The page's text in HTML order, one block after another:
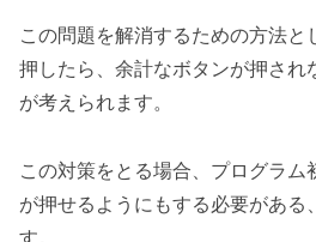
この問題を解消するための方法と
押したら、余計なボタンが押され
が考えられます。
この対策をとる場合、プログラム
が押せるようにもする必要がある
す。